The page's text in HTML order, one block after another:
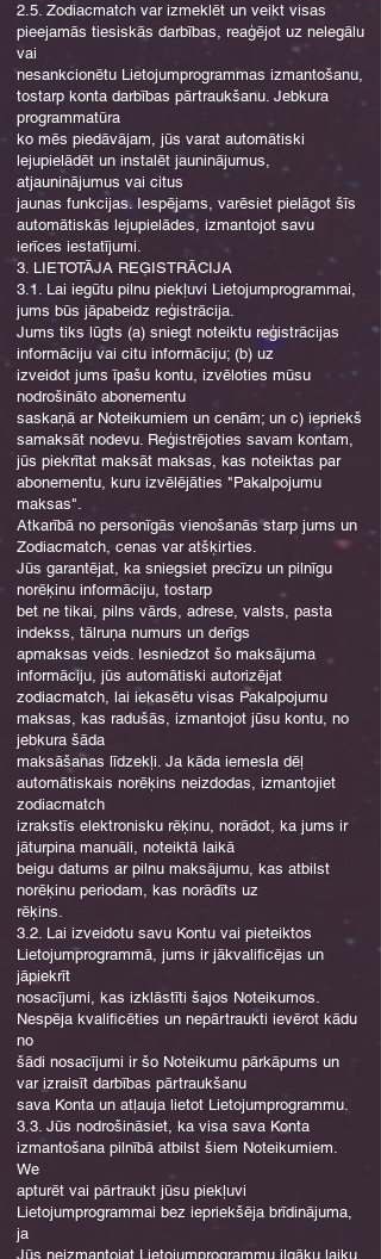
2.5. Zodiacmatch var izmeklēt un veikt visas
pieejamās tiesiskās darbības, reaģējot uz nelegālu
vai
nesankcionētu Lietojumprogrammas izmantošanu,
tostarp konta darbības pārtraukšanu. Jebkura
programmatūra
ko mēs piedāvājam, jūs varat automātiski
lejupielādēt un instalēt jauninājumus,
atjauninājumus vai citus
jaunas funkcijas. Iespējams, varēsiet pielāgot šīs
automātiskās lejupielādes, izmantojot savu
ierīces iestatījumi.
3. LIETOTĀJA REĢISTRĀCIJA
3.1. Lai iegūtu pilnu piekļuvi Lietojumprogrammai,
jums būs jāpabeidz reģistrācija.
Jums tiks lūgts (a) sniegt noteiktu reģistrācijas
informāciju vai citu informāciju; (b) uz
izveidot jums īpašu kontu, izvēloties mūsu
nodrošināto abonementu
saskaņā ar Noteikumiem un cenām; un c) iepriekš
samaksāt nodevu. Reģistrējoties savam kontam,
jūs piekrītat maksāt maksas, kas noteiktas par
abonementu, kuru izvēlējāties "Pakalpojumu
maksas".
Atkarībā no personīgās vienošanās starp jums un
Zodiacmatch, cenas var atšķirties.
Jūs garantējat, ka sniegsiet precīzu un pilnīgu
norēķinu informāciju, tostarp
bet ne tikai, pilns vārds, adrese, valsts, pasta
indekss, tālruņa numurs un derīgs
apmaksas veids. Iesniedzot šo maksājuma
informāciju, jūs automātiski autorizējat
zodiacmatch, lai iekasētu visas Pakalpojumu
maksas, kas radušās, izmantojot jūsu kontu, no
jebkura šāda
maksāšanas līdzekļi. Ja kāda iemesla dēļ
automātiskais norēķins neizdodas, izmantojiet
zodiacmatch
izrakstīs elektronisku rēķinu, norādot, ka jums ir
jāturpina manuāli, noteiktā laikā
beigu datums ar pilnu maksājumu, kas atbilst
norēķinu periodam, kas norādīts uz
rēķins.
3.2. Lai izveidotu savu Kontu vai pieteiktos
Lietojumprogrammā, jums ir jākvalificējas un
jāpiekrīt
nosacījumi, kas izklāstīti šajos Noteikumos.
Nespēja kvalificēties un nepārtraukti ievērot kādu
no
šādi nosacījumi ir šo Noteikumu pārkāpums un
var izraisīt darbības pārtraukšanu
sava Konta un atļauja lietot Lietojumprogrammu.
3.3. Jūs nodrošināsiet, ka visa sava Konta
izmantošana pilnībā atbilst šiem Noteikumiem.
We
apturēt vai pārtraukt jūsu piekļuvi
Lietojumprogrammai bez iepriekšēja brīdinājuma,
ja
Jūs neizmantojat Lietojumprogrammu ilgāku laiku.